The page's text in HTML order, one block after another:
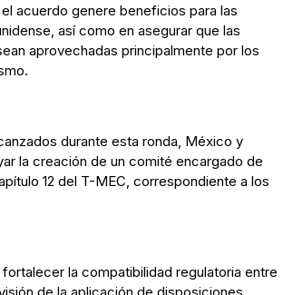
acuerdo genere beneficios para las
así como en asegurar que las
aprovechadas principalmente por los
durante esta ronda, México y
la creación de un comité encargado de
12 del T-MEC, correspondiente a los
la compatibilidad regulatoria entre